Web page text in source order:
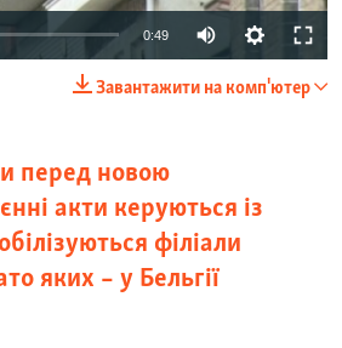
0:49
Завантажити на комп'ютер
перед новою
акти керуються із
філіали
яких – у Бельгії